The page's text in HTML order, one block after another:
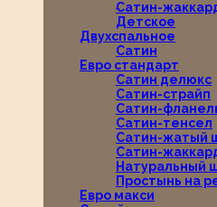
Сатин-
Детское
Двухспальное
Сатин
Евро стандарт
Сатин делюкс
Сатин-страйп
Сатин-
Сатин-тенсел
Сатин-жатый
Сатин-
Натуральный
Простынь на
Евро макси